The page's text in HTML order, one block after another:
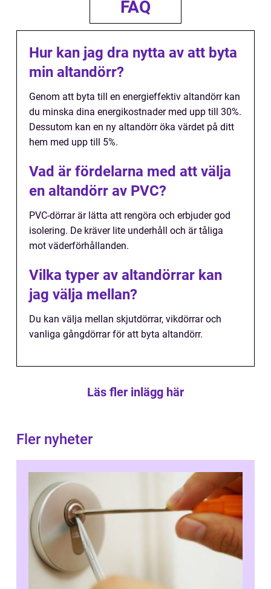
FAQ
Hur kan jag dra nytta av att byta
min altandörr?
Genom att byta till en energieffektiv altandörr kan
du minska dina energikostnader med upp till 30%.
Dessutom kan en ny altandörr öka värdet på ditt
hem med upp till 5%.
Vad är fördelarna med att välja
en altandörr av PVC?
PVC-dörrar är lätta att rengöra och erbjuder god
isolering. De kräver lite underhåll och är tåliga
mot väderförhållanden.
Vilka typer av altandörrar kan
jag välja mellan?
Du kan välja mellan skjutdörrar, vikdörrar och
vanliga gångdörrar för att byta altandörr.
Läs fler inlägg här
Fler nyheter